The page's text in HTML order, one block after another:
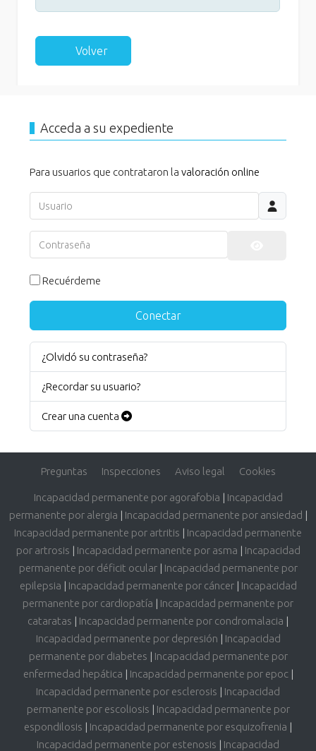
Volver
Acceda a su expediente
Para usuarios que contrataron la valoración online
Usuario
Contraseña
Recuérdeme
Conectar
¿Olvidó su contraseña?
¿Recordar su usuario?
Crear una cuenta
Preguntas Inspecciones Aviso legal Cookies
Incapacidad permanente por agorafobia | Incapacidad
permanente por alergia | Incapacidad permanente por ansiedad |
Incapacidad permanente por artritis | Incapacidad permanente
por artrosis | Incapacidad permanente por asma | Incapacidad
permanente por déficit ocular| Incapacidad permanente por
epilepsia | Incapacidad permanente por cáncer| Incapacidad
permanente por cardiopatía | Incapacidad permanente por
cataratas | Incapacidad permanente por condromalacia |
Incapacidad permanente por depresión | Incapacidad
permanente por diabetes | Incapacidad permanente por
enfermedad hepática | Incapacidad permanente por epoc|
Incapacidad permanente por esclerosis | Incapacidad
permanente por escoliosis | Incapacidad permanente por
espondilosis | Incapacidad permanente por esquizofrenia |
Incapacidad permanente por estenosis | Incapacidad